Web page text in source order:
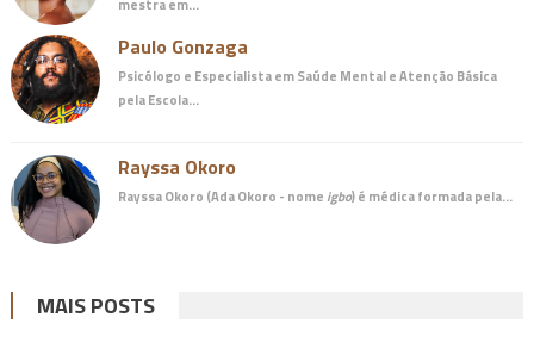
Paulo Gonzaga
Psicólogo e Especialista em Saúde Mental e Atenção Básica
pela Escola…
Rayssa Okoro
Rayssa Okoro (Ada Okoro - nome igbo) é médicaformada pela…
MAIS POSTS